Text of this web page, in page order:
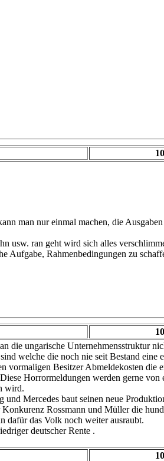
man nur einmal machen, die
usw. ran geht wird sich alles
Aufgabe, Rahmenbedingungen zu
die ungarische Unternehmensstruktur
welche die noch nie seit Bestand eine
vormaligen Besitzer Abmeldekosten
Horrormeldungen werden gerne
wird.
Mercedes baut seinen neue
Rossmann und Müller die
dafür das Volk noch weiter ausraubt.
deutscher Rente .